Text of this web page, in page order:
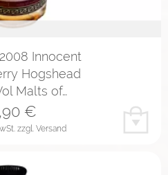
Innocent
Hogshead
Malts of…
zzgl. Versand
€